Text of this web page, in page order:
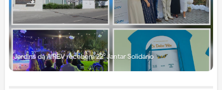
Jardins da AIREV recebem 22⁰ Jantar Solidário